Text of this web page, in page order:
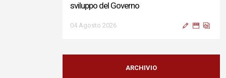
sviluppo del Governo
04 Agosto 2026
Sigismondi, Liris e Testa: “Profondo
cordoglio e vicinanza al Ministro Roccella e
ARCHIVIO